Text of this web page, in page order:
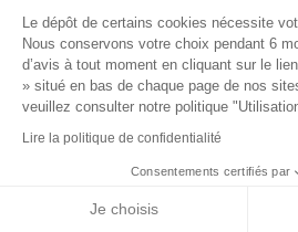
en relation avec vos marques
compte.
Découvrir
Les produits de milliers
explorer
Le dépôt de certains cookies nécessite
Nous conservons votre choix pendant 6
d’avis à tout moment en cliquant sur le
» situé en bas de chaque page de nos
veuillez consulter notre politique
Lire la politique de confidentialité
Consentements certifiés par
Je choisis